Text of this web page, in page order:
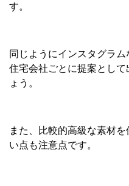
す。
同じようにインスタグラム
住宅会社ごとに提案とし
ょう。
また、比較的高級な素材
い点も注意点です。